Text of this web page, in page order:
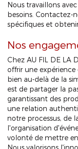
Nous travaillons
besoins. Contactez-
spécifiques et
Nos
Chez AU FIL DE LA
offrir une
bien au-delà de la
est de partager la
garantissant des
une relation
notre processus, de
l'organisation
volonté de mettre